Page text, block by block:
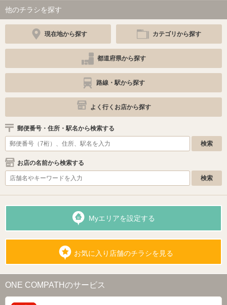
他のチラシを探す
現在地から探す カテゴリから探す
都道府県から探す
路線・駅から探す
よく行くお店から探す
郵便番号・住所・駅名から検索する
お店の名前から検索する
Myエリアを設定する
お気に入り店舗のチラシを見る
ONE COMPATHのサービス